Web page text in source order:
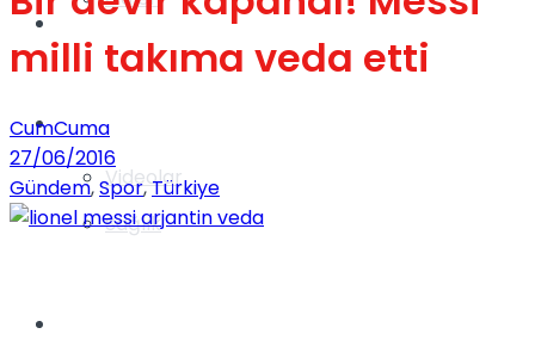
Videolar
Gündem
Yaşam
Sağlık
milli takıma veda etti
CumCuma
27/06/2016
Gündem,Spor,Türkiye